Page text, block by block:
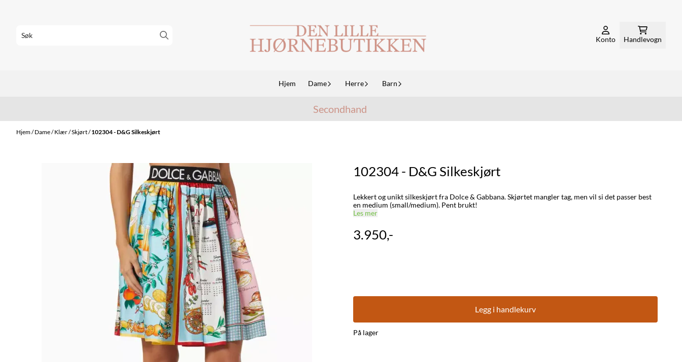
Konto Handlevogn
Hjem Dame Herre Barn
Secondhand
Hjem/Dame/Klær/Skjørt/102304 - D&G Silkeskjørt
102304 - D&G Silkeskjørt
Lekkert og unikt silkeskjørt fra Dolce & Gabbana. Skjørtet mangler tag, men vil si det passer best
en medium (small/medium). Pent brukt!
Les mer
3.950,-
Legg i handlekurv
På lager